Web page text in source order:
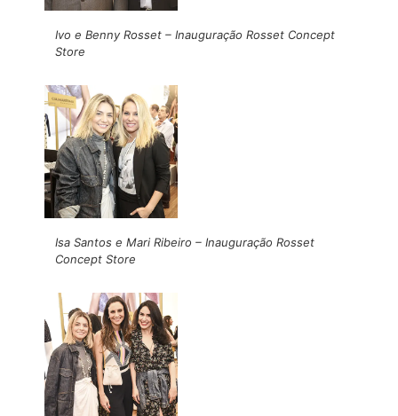
Ivo e Benny Rosset – Inauguração Rosset Concept
Store
Isa Santos e Mari Ribeiro – Inauguração Rosset
Concept Store